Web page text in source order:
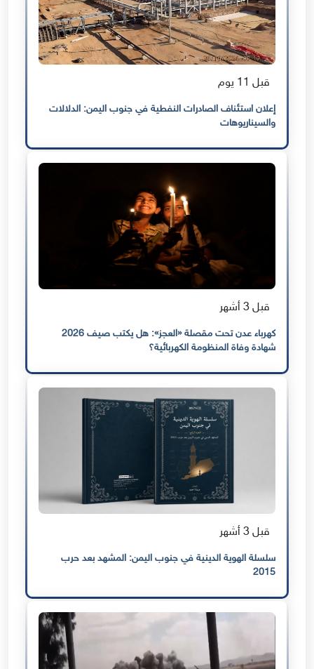
قبل 11 يوم
إعلان استئناف الصادرات النفطية في جنوب اليمن: الدلالات
والسيناريوهات
قبل 3 أشهر
كهرباء عدن تحت مقصلة «العجز»: هل يكتب صيف 2026
شهادة وفاة المنظومة الكهربائية؟
قبل 3 أشهر
سلسلة الهوية الدينية في جنوب اليمن: المشهد بعد حرب
2015